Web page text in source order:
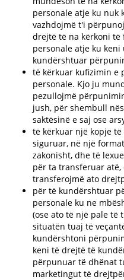
personale atje ku nuk
vazhdojmë t'i
drejtë të na kërkoni
personale atje ku
kundërshtuar
të kërkuar kufizimin e
personale. Kjo ju
pezullojmë
jush, për shembull
saktësinë e saj ose
të kërkuar një kopje
siguruar, në një
zakonisht, dhe të
për ta transferuar atë,
transferojmë ato
për të kundërshtuar
personale ku ne
(ose ato të një pale të
situatën tuaj të
kundërshtoni
keni të drejtë të
përpunuar të dhënat
marketingut të